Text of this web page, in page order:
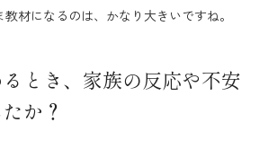
材になるのは、かなり大きいですね。
とき、家族の反応や不安
か？